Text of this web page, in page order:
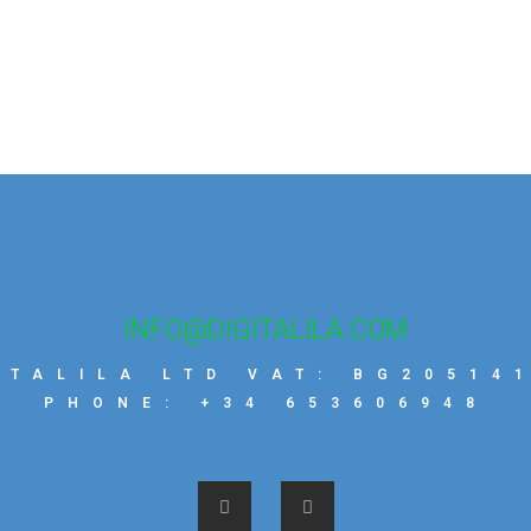
INFO@DIGITALILA.COM
LTD VAT:
PHONE: +34 653606948